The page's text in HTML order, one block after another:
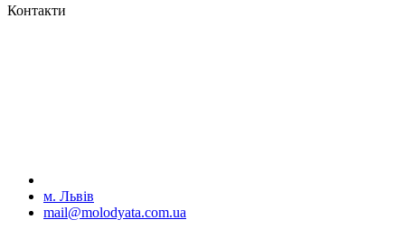
Контакти
м. Львів
mail@molodyata.com.ua